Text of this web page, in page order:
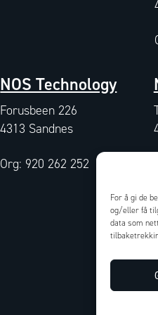
For å gi de
og/eller få
data som
NOS Technology
Forusbeen 226
4313 Sandnes
Org: 920 262 252